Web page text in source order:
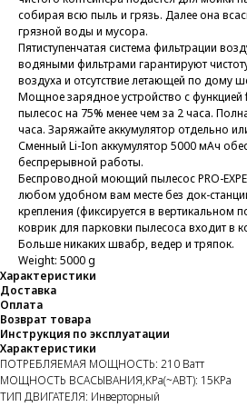
собирая всю пыль и грязь. Далее она
грязной воды и мусора.
Пятиступенчатая система фильтрации
водяными фильтрами гарантируют
воздуха и отсутствие летающей по дому
Мощное зарядное устройство с
пылесос на 75% менее чем за 2 часа.
часа. Заряжайте аккумулятор отдельно
Сменный Li-Ion аккумулятор 5000 мАч
беспрерывной работы.
Беспроводной моющий пылесос PRO-
любом удобном вам месте без док-
крепления (фиксируется в вертикальном
коврик для парковки пылесоса входит в
Больше никаких швабр, ведер и тряпок.
Weight: 5000 g
Характеристики
Доставка
Оплата
Возврат товара
Инструкция по эксплуатации
Характеристики
ПОТРЕБЛЯЕМАЯ МОЩНОСТЬ: 210 Ватт
МОЩНОCТЬ ВСАСЫВАНИЯ,KPa(~АВТ): 15KPa
ТИП ДВИГАТЕЛЯ: Инверторный